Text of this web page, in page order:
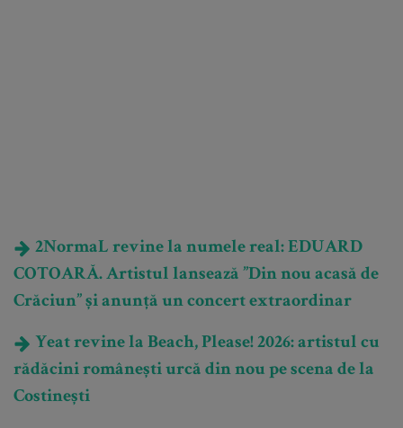
2NormaL revine la numele real: EDUARD
COTOARĂ. Artistul lansează ”Din nou acasă de
Crăciun” și anunță un concert extraordinar
Yeat revine la Beach, Please! 2026: artistul cu
rădăcini românești urcă din nou pe scena de la
Costinești